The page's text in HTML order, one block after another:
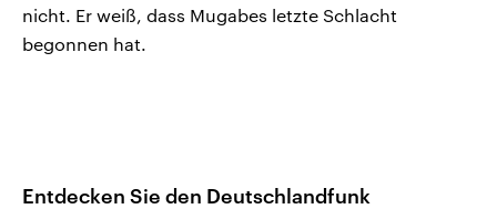
nicht. Er weiß, dass Mugabes letzte Schlacht
begonnen hat.
Entdecken Sie den Deutschlandfunk